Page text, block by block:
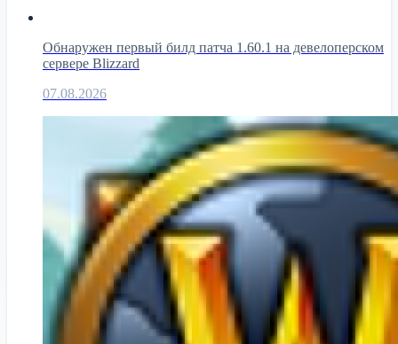
Обнаружен первый билд патча 1.60.1 на девелоперском
сервере Blizzard
07.08.2026